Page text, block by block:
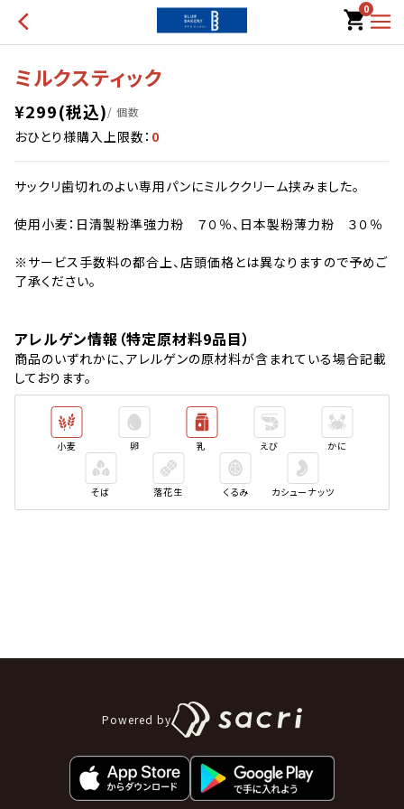
0
ミルクスティック
¥299(税込)/ 個数
おひとり様購入上限数： 0
サックリ歯切れのよい専用パンにミルククリーム挟みました。
使用小麦：日清製粉準強力粉 ７０％、日本製粉薄力粉 ３０％
※サービス手数料の都合上、店頭価格とは異なりますので予めご
了承ください。
アレルゲン情報（特定原材料9品目）
商品のいずれかに、アレルゲンの原材料が含まれている場合記載
しております。
小麦 卵 乳 えび かに
そば 落花生 くるみ カシューナッツ
Powered by